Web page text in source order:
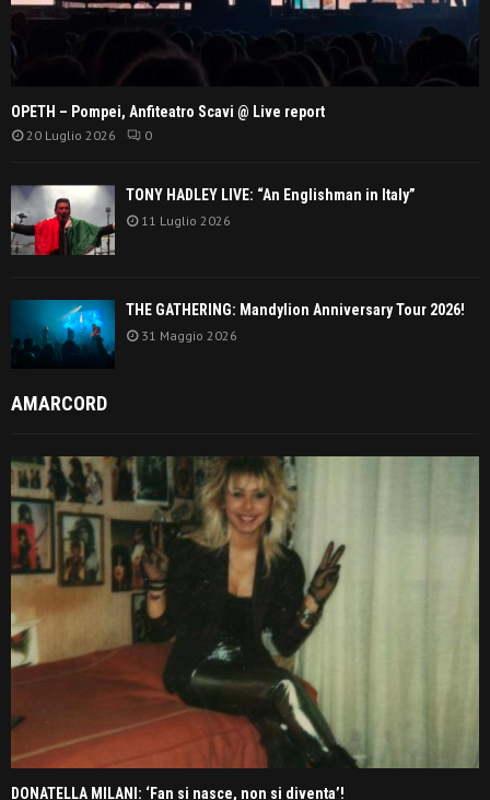
OPETH – Pompei, Anfiteatro Scavi @ Live report
20 Luglio 2026 0
TONY HADLEY LIVE: “An Englishman in Italy”
11 Luglio 2026
THE GATHERING: Mandylion Anniversary Tour 2026!
31 Maggio 2026
AMARCORD
DONATELLA MILANI: ‘Fan si nasce, non si diventa’!